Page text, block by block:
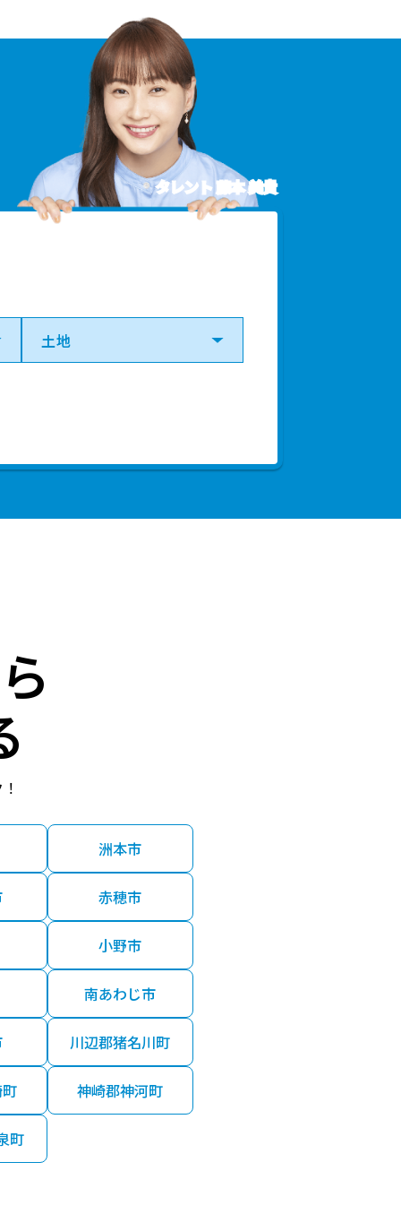
タレント 藤本 美貴
洲本市
赤穂市
小野市
南あわじ市
川辺郡猪名川町
神崎郡神河町
町